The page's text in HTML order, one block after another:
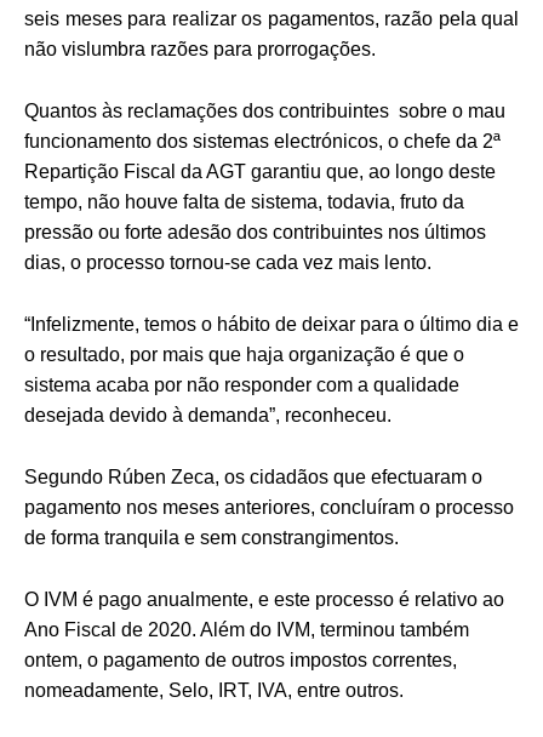
seis meses para realizar os pagamentos, razão pela qual
não vislumbra razões para prorrogações.
Quantos às reclamações dos contribuintes sobre o mau
funcionamento dos sistemas electrónicos, o chefe da 2ª
Repartição Fiscal da AGT garantiu que, ao longo deste
tempo, não houve falta de sistema, todavia, fruto da
pressão ou forte adesão dos contribuintes nos últimos
dias, o processo tornou-se cada vez mais lento.
“Infelizmente, temos o hábito de deixar para o último dia e
o resultado, por mais que haja organização é que o
sistema acaba por não responder com a qualidade
desejada devido à demanda”, reconheceu.
Segundo Rúben Zeca, os cidadãos que efectuaram o
pagamento nos meses anteriores, concluíram o processo
de forma tranquila e sem constrangimentos.
O IVM é pago anualmente, e este processo é relativo ao
Ano Fiscal de 2020. Além do IVM, terminou também
ontem, o pagamento de outros impostos correntes,
nomeadamente, Selo, IRT, IVA, entre outros.